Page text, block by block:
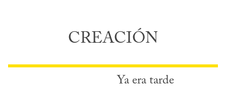
CREACIÓN
Ya era tarde